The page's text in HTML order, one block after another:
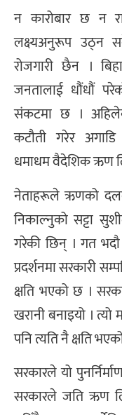
न कारोबार छ न
लक्ष्यअनुरूप उठ्न
रोजगारी छैन ।
जनतालाई धौंधौं
संकटमा छ ।
कटौती गरेर
धमाधम वैदेशिक ऋण
नेताहरूले ऋणको
निकाल्नुको सट्टा
गरेकी छिन् । गत
प्रदर्शनमा सरकारी
क्षति भएको छ ।
खरानी बनाइयो । त्यो
पनि त्यति नै क्षति
सरकारले यो
सरकारले जति ऋण